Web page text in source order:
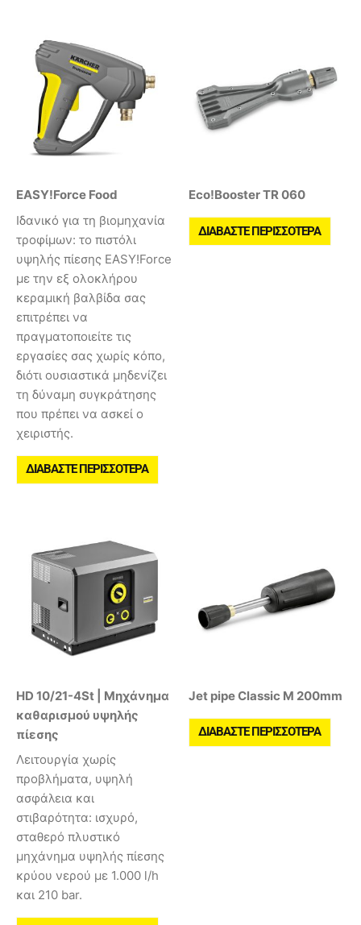
EASY!Force Food
Ιδανικό για τη βιομηχανία
τροφίμων: το πιστόλι
υψηλής πίεσης EASY!Force
με την εξ ολοκλήρου
κεραμική βαλβίδα σας
επιτρέπει να
πραγματοποιείτε τις
εργασίες σας χωρίς κόπο,
διότι ουσιαστικά μηδενίζει
τη δύναμη συγκράτησης
που πρέπει να ασκεί ο
χειριστής.
ΔΙΑΒΆΣΤΕ ΠΕΡΙΣΣΌΤΕΡΑ
Eco!Booster TR 060
ΔΙΑΒΆΣΤΕ ΠΕΡΙΣΣΌΤΕΡΑ
HD 10/21-4St | Μηχάνημα
καθαρισμού υψηλής
πίεσης
Λειτουργία χωρίς
προβλήματα, υψηλή
ασφάλεια και
στιβαρότητα: ισχυρό,
σταθερό πλυστικό
μηχάνημα υψηλής πίεσης
κρύου νερού με 1.000 l/h
και 210 bar.
Jet pipe Classic M 200mm
ΔΙΑΒΆΣΤΕ ΠΕΡΙΣΣΌΤΕΡΑ